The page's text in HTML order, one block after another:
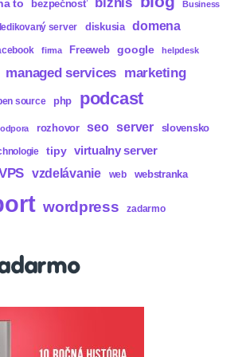
to bezpečnosť Business
server diskusia domena
firma Freeweb google helpdesk
managed services marketing
source php podcast
rozhovor seo server slovensko
tipy virtualny server
vzdelávanie web webstranka
wordpress zadarmo